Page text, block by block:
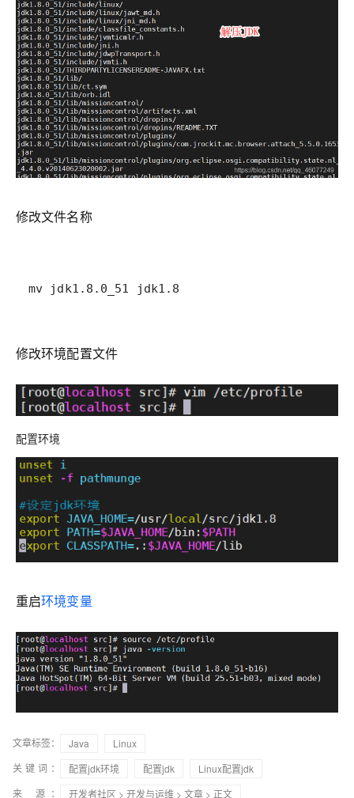
修改文件名称
mv jdk1.8.0_51 jdk1.8
修改环境配置文件
配置环境
重启环境变量
文章标签： Java
Linux
关键词：
配置jdk环境 配置jdk
Linux配置jdk
来 源：
开发者社区 > 开发与运维 > 文章 > 正文